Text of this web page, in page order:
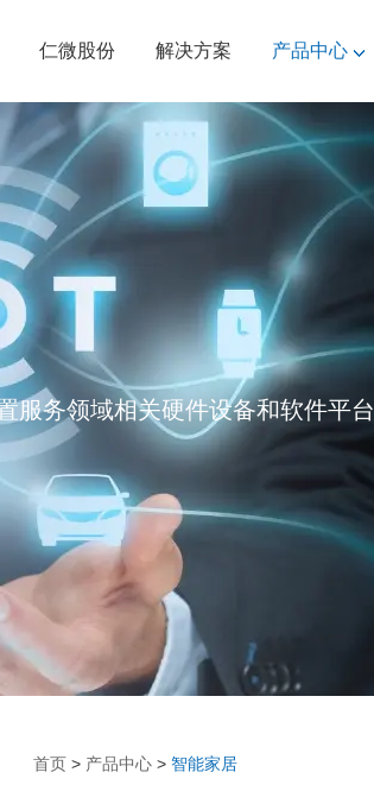
仁微股份 解决方案 产品中心
服务领域相关硬件设备和软件平台
首页> 产品中心> 智能家居